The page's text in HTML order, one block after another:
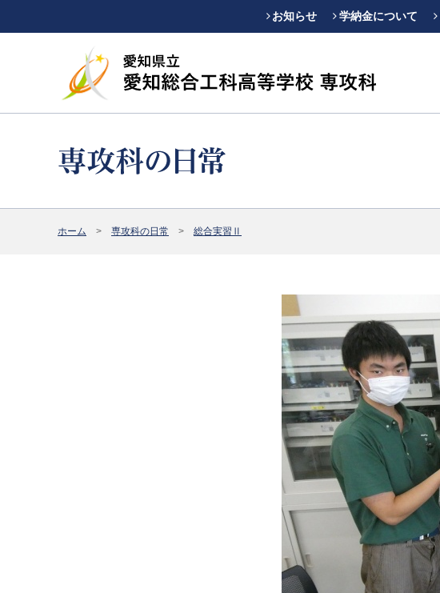
お知らせ 学納金について
ホーム 専攻科の日常 総合実習Ⅱ